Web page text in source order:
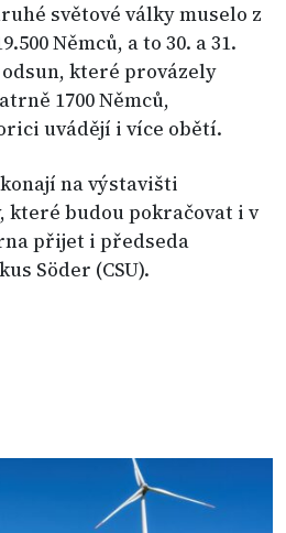
světové války muselo z
Němců, a to 30. a 31.
které provázely
1700 Němců,
uvádějí i více obětí.
na výstavišti
které budou pokračovat i v
přijet i předseda
Söder (CSU).